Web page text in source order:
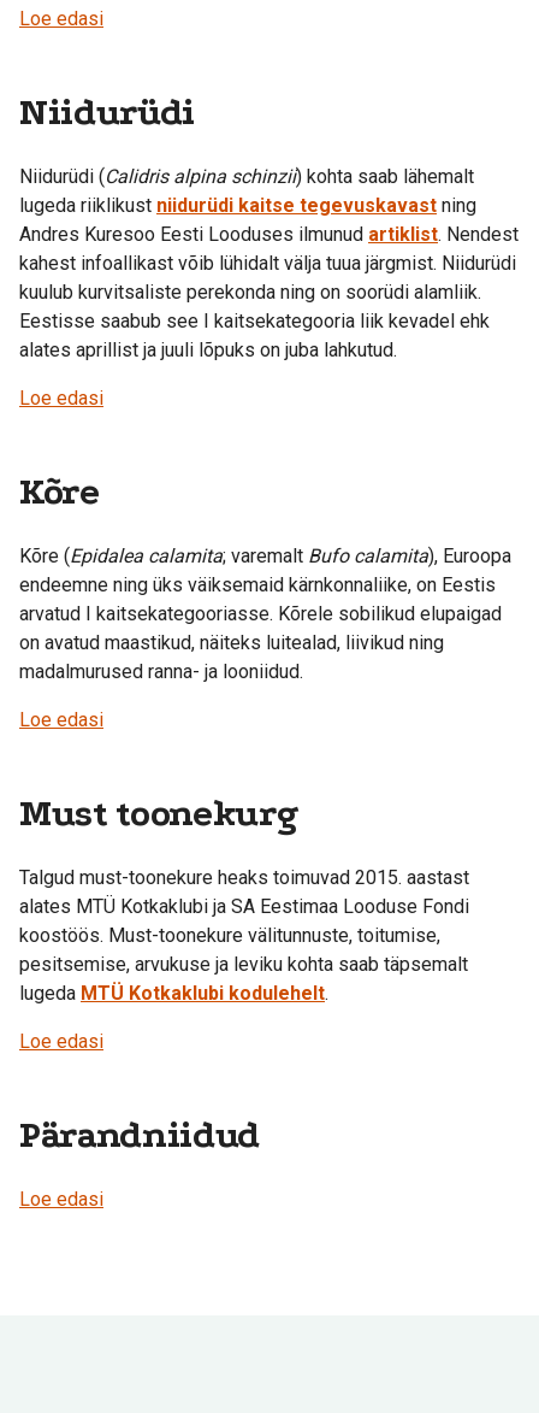
Loe edasi
Niidurüdi
Niidurüdi (Calidris alpina schinzii) kohta saab lähemalt
lugeda riiklikust niidurüdi kaitse tegevuskavast ning
Andres Kuresoo Eesti Looduses ilmunud artiklist. Nendest
kahest infoallikast võib lühidalt välja tuua järgmist. Niidurüdi
kuulub kurvitsaliste perekonda ning on soorüdi alamliik.
Eestisse saabub see I kaitsekategooria liik kevadel ehk
alates aprillist ja juuli lõpuks on juba lahkutud.
Loe edasi
Kõre
Kõre (Epidalea calamita; varemalt Bufo calamita), Euroopa
endeemne ning üks väiksemaid kärnkonnaliike, on Eestis
arvatud I kaitsekategooriasse. Kõrele sobilikud elupaigad
on avatud maastikud, näiteks luitealad, liivikud ning
madalmurused ranna- ja looniidud.
Loe edasi
Must toonekurg
Talgud must-toonekure heaks toimuvad 2015. aastast
alates MTÜ Kotkaklubi ja SA Eestimaa Looduse Fondi
koostöös. Must-toonekure välitunnuste, toitumise,
pesitsemise, arvukuse ja leviku kohta saab täpsemalt
lugeda MTÜ Kotkaklubi kodulehelt.
Loe edasi
Pärandniidud
Loe edasi